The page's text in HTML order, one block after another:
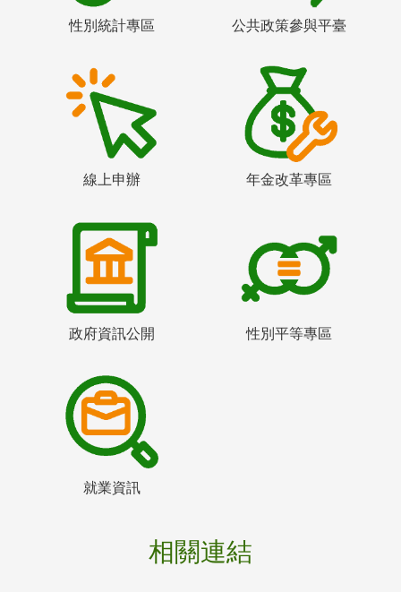
性別統計專區 公共政策參與平臺
線上申辦 年金改革專區
政府資訊公開 性別平等專區
就業資訊
相關連結